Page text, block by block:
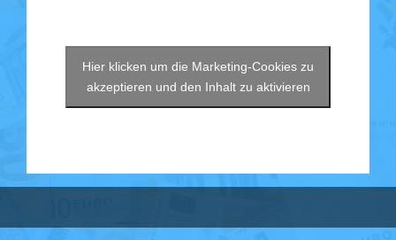
Hier klicken um die Marketing-Cookies zu
akzeptieren und den Inhalt zu aktivieren